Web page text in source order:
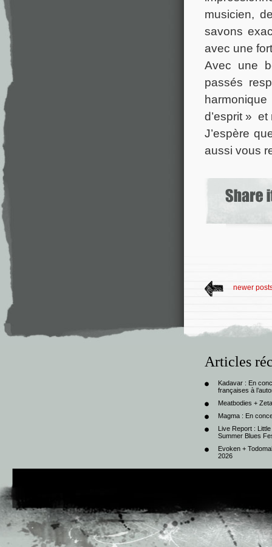
musicien,
savons
avec une
Avec une
passés
d’esprit »
J’espère
aussi vous
newer
Articles
Kadavar : En
françaises à
Meatbodies +
Magma : En
Live Report :
Summer Blues
Evoken +
2026